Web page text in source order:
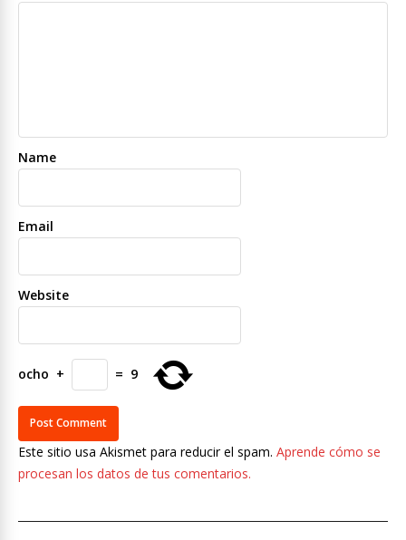
Name
Email
Website
ocho + = 9
Este sitio usa Akismet para reducir el spam. Aprende cómo se
procesan los datos de tus comentarios.